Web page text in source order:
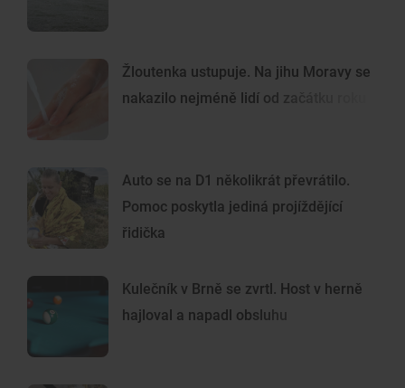
Žloutenka ustupuje. Na jihu Moravy se
nakazilo nejméně lidí od začátku roku
Auto se na D1 několikrát převrátilo.
Pomoc poskytla jediná projíždějící
řidička
Kulečník v Brně se zvrtl. Host v herně
hajloval a napadl obsluhu